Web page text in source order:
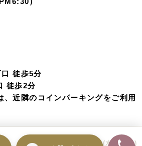
徒歩5分
徒歩2分
、近隣のコインパーキングをご利用
TEL 03-3497-0303(水曜定休)